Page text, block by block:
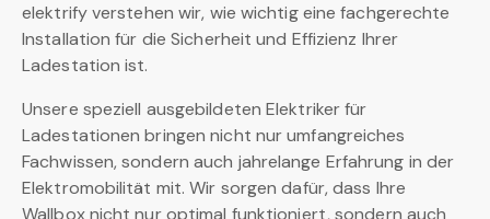
elektrify verstehen wir, wie wichtig eine fachgerechte
Installation für die Sicherheit und Effizienz Ihrer
Ladestation ist.
Unsere speziell ausgebildeten Elektriker für
Ladestationen bringen nicht nur umfangreiches
Fachwissen, sondern auch jahrelange Erfahrung in der
Elektromobilität mit. Wir sorgen dafür, dass Ihre
Wallbox nicht nur optimal funktioniert, sondern auch